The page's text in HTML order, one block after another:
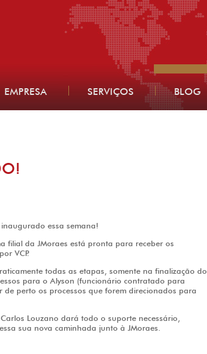
EMPRESA SERVIÇOS BLOG
essa semana!
filial da JMoraes está pronta para receber os
VCP.
todas as etapas, somente na finalização do
para o Alyson (funcionário contratado para
perto os processos que forem direcionados para
Louzano dará todo o suporte necessário,
sua nova caminhada junto à JMoraes.